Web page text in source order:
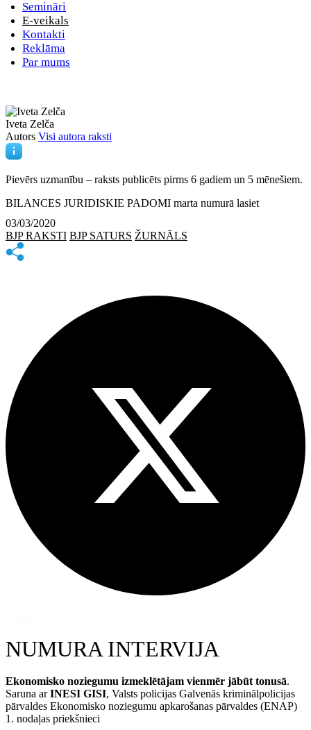
Semināri
E-veikals
Kontakti
Reklāma
Par mums
Iveta Zelča
Autors Visi autora raksti
Pievērs uzmanību – raksts publicēts pirms 6 gadiem un 5 mēnešiem.
BILANCES JURIDISKIE PADOMI marta numurā lasiet
03/03/2020
BJP RAKSTI BJP SATURS ŽURNĀLS
NUMURA INTERVIJA
Ekonomisko noziegumu izmeklētājam vienmēr jābūt tonusā.
Saruna arINESI GISI, Valsts policijas Galvenās kriminālpolicijas
pārvaldes Ekonomisko noziegumu apkarošanas pārvaldes (ENAP)
1. nodaļas priekšnieci